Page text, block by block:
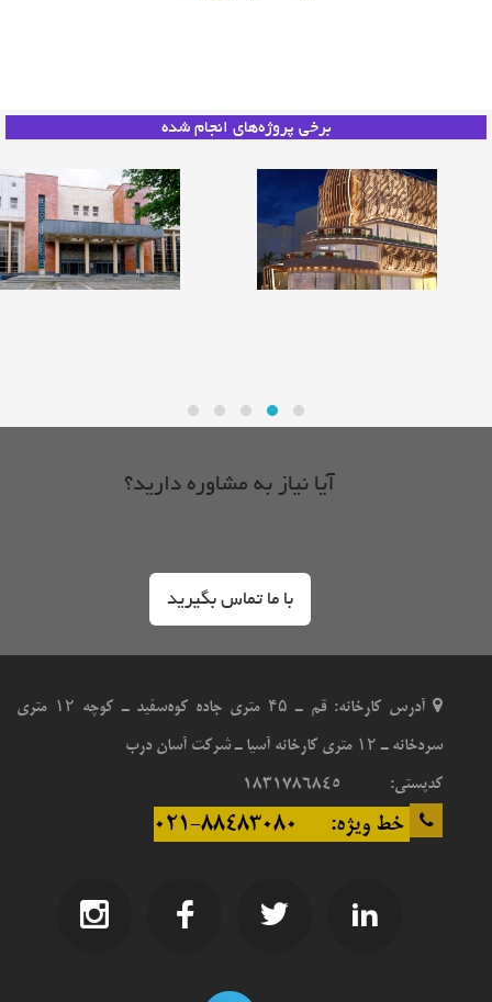
ارتباط با ما
برخی پروژه‌های انجام شده
درب سالن پردیس سینمایی
هروی سنتر
درب آکوستیک ضد حریق
تالار مرکزی رشت
آیا نیاز به مشاوره دارید؟
با ما تماس بگیرید
آدرس کارخانه: قم ـ ۴۵ متری جاده کوه‌سفید ـ کوچه ۱۲ متری
سردخانه ـ ۱۲ متری کارخانه آسیا ـ شرکت آسان درب
کدپستی: 1831786845
خط ویژه: 88483080-021